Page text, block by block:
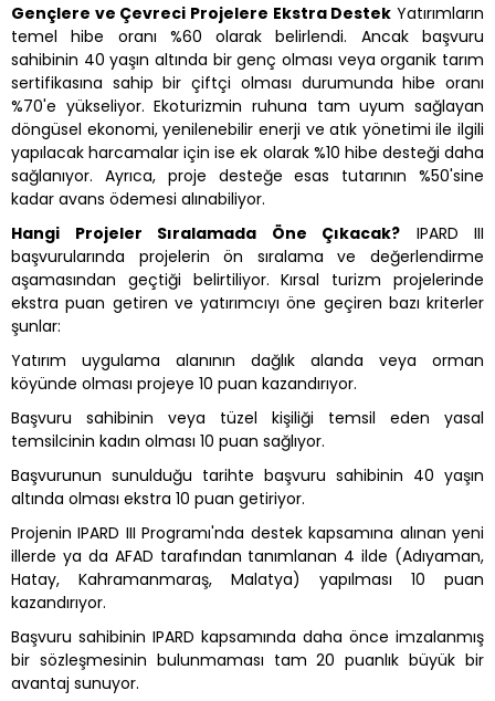
Gençlere ve Çevreci Projelere Ekstra Destek Yatırımların
temel hibe oranı %60 olarak belirlendi. Ancak başvuru
sahibinin 40 yaşın altında bir genç olması veya organik tarım
sertifikasına sahip bir çiftçi olması durumunda hibe oranı
%70'e yükseliyor. Ekoturizmin ruhuna tam uyum sağlayan
döngüsel ekonomi, yenilenebilir enerji ve atık yönetimi ile ilgili
yapılacak harcamalar için ise ek olarak %10 hibe desteği daha
sağlanıyor. Ayrıca, proje desteğe esas tutarının %50'sine
kadar avans ödemesi alınabiliyor.
Hangi Projeler Sıralamada Öne Çıkacak? IPARD III
başvurularında projelerin ön sıralama ve değerlendirme
aşamasından geçtiği belirtiliyor. Kırsal turizm projelerinde
ekstra puan getiren ve yatırımcıyı öne geçiren bazı kriterler
şunlar:
Yatırım uygulama alanının dağlık alanda veya orman
köyünde olması projeye 10 puan kazandırıyor.
Başvuru sahibinin veya tüzel kişiliği temsil eden yasal
temsilcinin kadın olması 10 puan sağlıyor.
Başvurunun sunulduğu tarihte başvuru sahibinin 40 yaşın
altında olması ekstra 10 puan getiriyor.
Projenin IPARD III Programı'nda destek kapsamına alınan yeni
illerde ya da AFAD tarafından tanımlanan 4 ilde (Adıyaman,
Hatay, Kahramanmaraş, Malatya) yapılması 10 puan
kazandırıyor.
Başvuru sahibinin IPARD kapsamında daha önce imzalanmış
bir sözleşmesinin bulunmaması tam 20 puanlık büyük bir
avantaj sunuyor.